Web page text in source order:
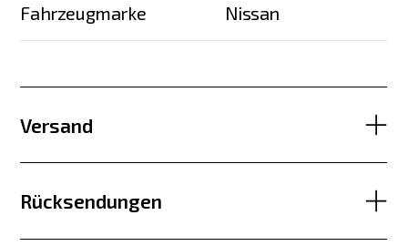
Fahrzeugmarke Nissan
Versand
Rücksendungen